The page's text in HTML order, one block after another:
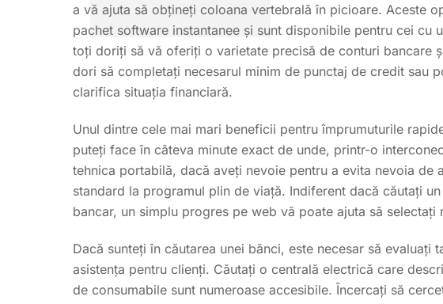
a vă ajuta să obțineți coloana vertebrală în picioare. Aceste
pachet software instantanee și sunt disponibile pentru cei
toți doriți să vă oferiți o varietate precisă de conturi bancare
dori să completați necesarul minim de punctaj de credit sau
clarifica situația financiară.
Unul dintre cele mai mari beneficii pentru împrumuturile
puteți face în câteva minute exact de unde, printr-o
tehnica portabilă, dacă aveți nevoie pentru a evita nevoia de
standard la programul plin de viață. Indiferent dacă căutați
bancar, un simplu progres pe web vă poate ajuta să
Dacă sunteți în căutarea unei bănci, este necesar să
asistența pentru clienți. Căutați o centrală electrică care
de consumabile sunt numeroase accesibile. Încercați să